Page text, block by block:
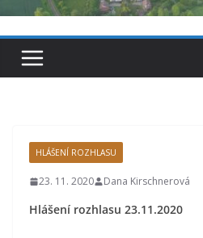
HLÁŠENÍ ROZHLASU
23. 11. 2020 Dana Kirschnerová
Hlášení rozhlasu 23.11.2020